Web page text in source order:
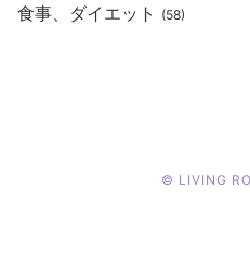
食事、ダイエット (58)
© LIVING